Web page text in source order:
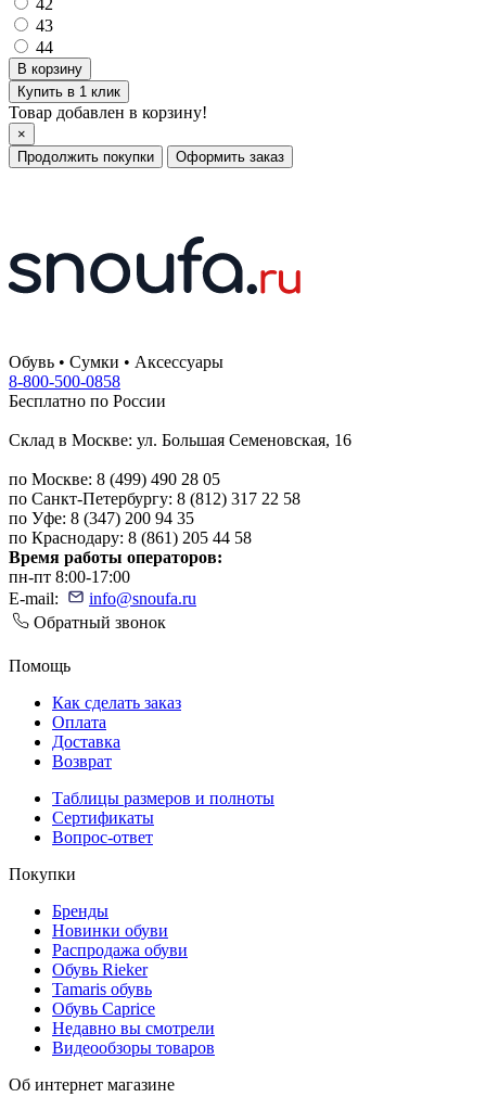
43
44
Купить в 1 клик
Товар добавлен в корзину!
×
Продолжить покупки
Оформить заказ
Обувь • Сумки • Аксессуары
8-800-500-0858
Бесплатно по России
Склад в Москве: ул. Большая Семеновская, 16
по Москве: 8 (499) 490 28 05
по Санкт-Петербургу: 8 (812) 317 22 58
по Уфе: 8 (347) 200 94 35
по Краснодару: 8 (861) 205 44 58
Время работы операторов:
пн-пт 8:00-17:00
E-mail:
info@snoufa.ru
Обратный звонок
Помощь
Как сделать заказ
Оплата
Доставка
Возврат
Таблицы размеров и полноты
Сертификаты
Вопрос-ответ
Покупки
Бренды
Новинки обуви
Распродажа обуви
Обувь Rieker
Tamaris обувь
Обувь Caprice
Недавно вы смотрели
Видеообзоры товаров
Об интернет магазине